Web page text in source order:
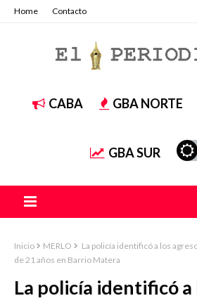
Home Contacto
CABA GBA NORTE
GBA SUR
Inicio MERLO
La policía identificó a los
de 21 años en Barrio Matera
La policía identificó a